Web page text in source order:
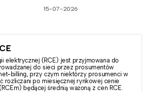
15-07-2026
elektrycznej (RCE) jest przyjmowana do
do sieci przez prosumentów
billing, przy czym niektórzy prosumenci w
rozliczani po miesięcznej rynkowej cenie
będącej średnią ważoną z cen RCE.